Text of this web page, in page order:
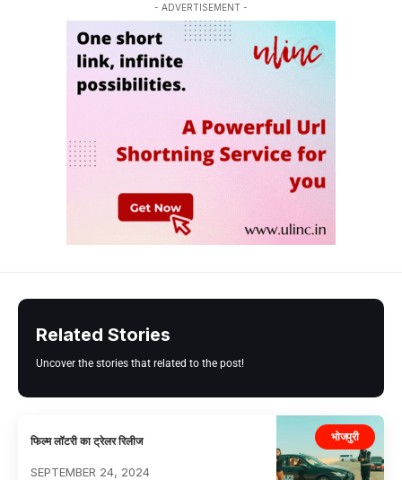
- ADVERTISEMENT -
Related Stories
Uncover the stories that related to the post!
भोजपुरी
फिल्म लॉटरी का ट्रेलर रिलीज
SEPTEMBER 24, 2024